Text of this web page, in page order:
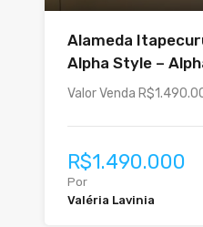
Alameda
Alpha Style –
Valor Venda
R$1.490.000
Por
Valéria Lavinia